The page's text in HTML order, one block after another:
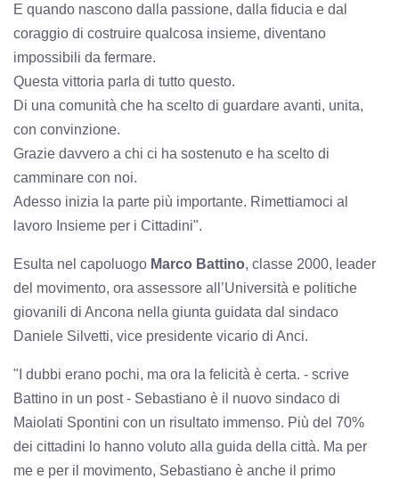
E quando nascono dalla passione, dalla fiducia e dal
coraggio di costruire qualcosa insieme, diventano
impossibili da fermare.
Questa vittoria parla di tutto questo.
Di una comunità che ha scelto di guardare avanti, unita,
con convinzione.
Grazie davvero a chi ci ha sostenuto e ha scelto di
camminare con noi.
Adesso inizia la parte più importante. Rimettiamoci al
lavoro Insieme per i Cittadini".
Esulta nel capoluogo Marco Battino, classe 2000, leader
del movimento, ora assessore all’Università e politiche
giovanili di Ancona nella giunta guidata dal sindaco
Daniele Silvetti, vice presidente vicario di Anci.
"I dubbi erano pochi, ma ora la felicità è certa. - scrive
Battino in un post - Sebastiano è il nuovo sindaco di
Maiolati Spontini con un risultato immenso. Più del 70%
dei cittadini lo hanno voluto alla guida della città. Ma per
me e per il movimento, Sebastiano è anche il primo